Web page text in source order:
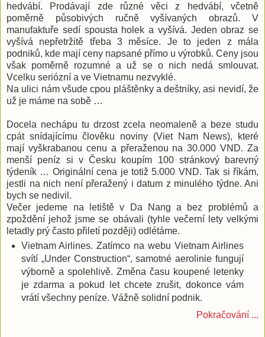
hedvábí. Prodávají zde různé věci z hedvábí, včetně
poměrně působivých ručně vyšívaných obrazů. V
manufaktuře sedí spousta holek a vyšívá. Jeden obraz se
vyšívá nepřetržitě třeba 3 měsíce. Je to jeden z mála
podniků, kde mají ceny napsané přímo u výrobků. Ceny jsou
však poměrně rozumné a už se o nich nedá smlouvat.
Vcelku seriózní a ve Vietnamu nezvyklé.
Na ulici nám všude cpou pláštěnky a deštníky, asi nevidí, že
už je máme na sobě …
Docela nechápu tu drzost zcela neomaleně a beze studu
cpát snídajícímu člověku noviny (Viet Nam News), které
mají vyškrabanou cenu a přeraženou na 30.000 VND. Za
menší peníz si v Česku koupím 100 stránkový barevný
týdeník … Originální cena je totiž 5.000 VND. Tak si říkám,
jestli na nich není přeražený i datum z minulého týdne. Ani
bych se nedivil.
Večer jedeme na letiště v Da Nang a bez problémů a
zpoždění jehož jsme se obávali (tyhle večerní lety velkými
letadly prý často přiletí později) odlétáme.
Vietnam Airlines. Zatímco na webu Vietnam Airlines
svítí „Under Construction“, samotné aerolinie fungují
výborně a spolehlivě. Změna času koupené letenky
je zdarma a pokud let chcete zrušit, dokonce vám
vrátí všechny peníze. Vážně solidní podnik.
Pokračování ...